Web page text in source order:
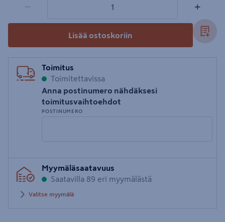
− +
Lisää ostoskoriin
Toimitus
Toimitettavissa
Anna postinumero nähdäksesi
toimitusvaihtoehdot
POSTINUMERO
postinumero
Myymäläsaatavuus
Saatavilla 89 eri myymälästä
Valitse myymälä